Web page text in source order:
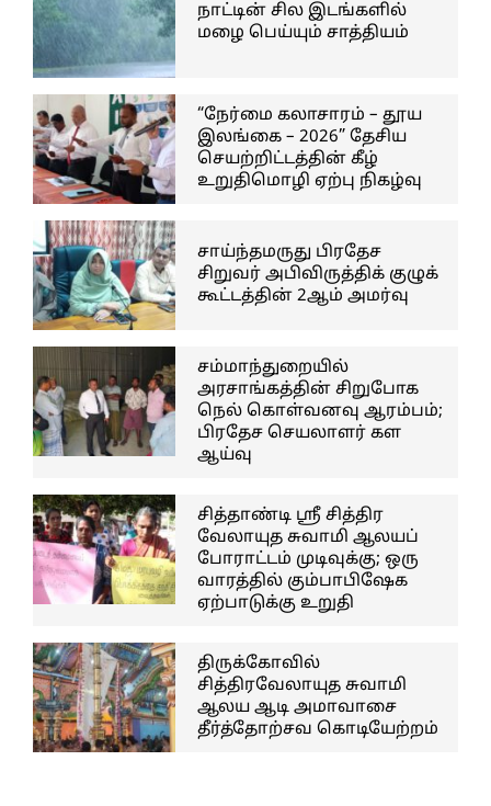
நாட்டின் சில இடங்களில்
மழை பெய்யும் சாத்தியம்
“நேர்மை கலாசாரம் – தூய
இலங்கை – 2026” தேசிய
செயற்றிட்டத்தின் கீழ்
உறுதிமொழி ஏற்பு நிகழ்வு
சாய்ந்தமருது பிரதேச
சிறுவர் அபிவிருத்திக் குழுக்
கூட்டத்தின் 2ஆம் அமர்வு
சம்மாந்துறையில்
அரசாங்கத்தின் சிறுபோக
நெல் கொள்வனவு ஆரம்பம்;
பிரதேச செயலாளர் கள
ஆய்வு
சித்தாண்டி ஸ்ரீ சித்திர
வேலாயுத சுவாமி ஆலயப்
போராட்டம் முடிவுக்கு; ஒரு
வாரத்தில் கும்பாபிஷேக
ஏற்பாடுக்கு உறுதி
திருக்கோவில்
சித்திரவேலாயுத சுவாமி
ஆலய ஆடி அமாவாசை
தீர்த்தோற்சவ கொடியேற்றம்